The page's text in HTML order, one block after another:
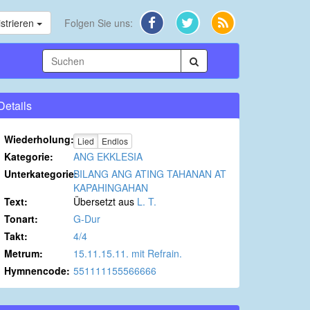
Folgen Sie uns:
Wiederholung: Lied Endlos
Kategorie:
ANG EKKLESIA
Unterkategorie:BILANG ANG ATING TAHANAN AT
KAPAHINGAHAN
Text:
Übersetzt aus L. T.
Tonart:
G-Dur
Takt:
4/4
Metrum:
15.11.15.11. mit Refrain.
Hymnencode: 551111155566666